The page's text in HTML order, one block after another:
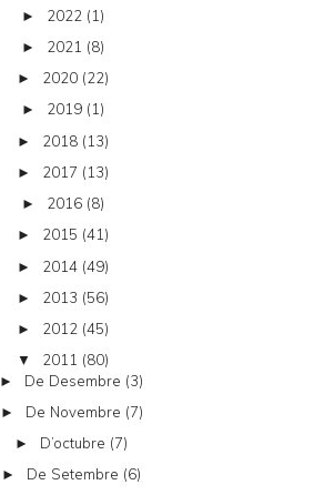
► 2022 (1)
► 2021 (8)
► 2020 (22)
► 2019 (1)
► 2018 (13)
► 2017 (13)
► 2016 (8)
► 2015 (41)
► 2014 (49)
► 2013 (56)
► 2012 (45)
▼ 2011 (80)
► De Desembre (3)
► De Novembre (7)
► D’octubre (7)
► De Setembre (6)